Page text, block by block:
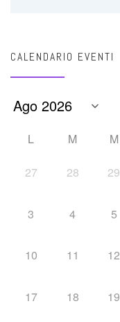
CALENDARIO EVENTI
L M M
27 28 29
3 4 5
10 11 12
17 18 19